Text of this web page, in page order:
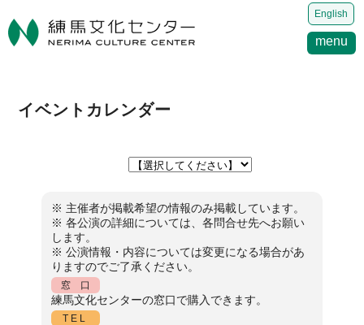
English
menu
イベントカレンダー
※ 主催者が掲載希望の情報のみ掲載しています。
※ 各公演の詳細については、各問合せ先へお願い
します。
※ 公演情報・内容については変更になる場合があ
りますのでご了承ください。
窓 口
練馬文化センターの窓口で購入できます。
TEL